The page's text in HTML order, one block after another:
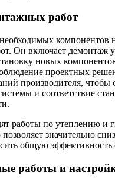
работ
компонентов
Он включает демонтаж
новых
проектных
производителя, чтобы
и соответствие
работы по утеплению и
значительно
общую эффективность
работы и